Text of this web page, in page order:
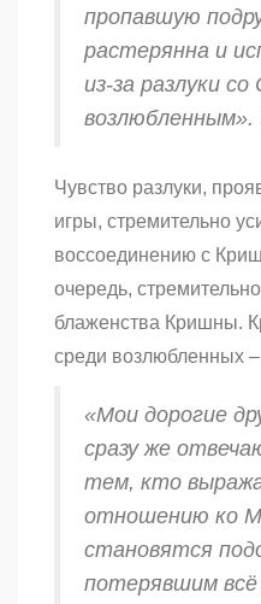
пропавшую
растерянна и
из-за разлуки со
Чувство разлуки,
игры, стремительно
воссоединению с
очередь,
блаженства Кришны.
среди возлюбленных
«Мои дорогие
сразу же
тем, кто
отношению ко
становятся
потерявшим